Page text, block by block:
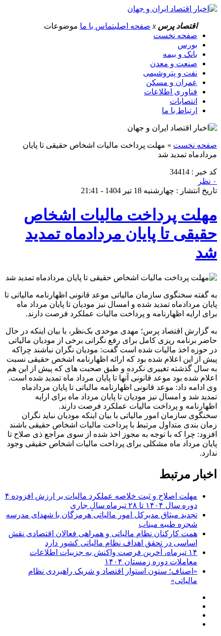
اقتصاد پرس x صفحه اصلیتماس با ما موضوعات
صفحه نخست
بورس
بانک و بیمه
صنعت و معدن
نفت و پتروشیمی
عمران و مسکن
فناوری اطلاعات
انتصابات
ارتباط با ما
صفحه نخست » مهلت پرداخت مالیات اشخاص حقیقی تا پایان
مردادماه تمدید شد
کد خبر : 34414
۰ نظر
تاریخ انتشار : چهارشنبه 18 تیر 1404 - 21:41
مهلت پرداخت مالیات اشخاص
حقیقی تا پایان مردادماه تمدید
شد
به گفته سخنگوی سازمان مالیاتی موعد قانونی اظهارنامه مالیاتی تا
پایان مردادماه تمدید شده و امسال نیز مودیان تا پایان مرداد ماه
برای ارایه اظهارنامه و پرداخت مالیات عملکرد فرصت دارند.
به گزارش اقتصاد پرس؛ مهدی موحدی بک‌نظر، با بیان اینکه در حال
حاضر برنامه ریزی کامل برای رفع نگرانی برخی از مودیان مالیاتی
در حوزه اخذ مالیات شده است گفت: مودیان نگران نباشند چراکه
پیش از این اعلام شده بود که ارائه اظهارنامه اشخص حقیقی نسبت
به سال گذشته تغییری نکرده و طبق صحبت های که پیش از این هم
اعلام شده بود موعد قانونی آنها تا پایان مرداد ماه تمدید شده است.
وی ادامه داد: موعد قانونی اظهارنامه مالیاتی تا پایان مردادماه
تمدید شد و امسال نیز مودیان تا پایان مرداد ماه برای ارایه
اظهارنامه و پرداخت مالیات عملکرد فرصت دارند.
سخنگوی سازمان امور مالیاتی با بیان اینکه مودیان نباید نگران
زمان بندی متداول مرتبط با پرداخت مالیات اشخاص حقیقی باشند
افزود: چرا که با توجه به مجوز اخذ شده از سوی مراجع ذی صلاح تا
پایان مرداد ماه مشکلی برای پرداخت مالیات اشخاص حقیقی وجود
ندارد.
اخبار مرتبط
مهلت اصلاح و ثبت خلاصه عملکرد مالیات بر ارزش افزوده ۴
دوره سال ۱۴۰۴ تا ۲۸ تیرماه سالِ جاری
تجدید میثاق مدیرکل امور مالیاتی هرمزگان با شهدای مدرسه
شجره طیبه میناب
همت کارکنان نظام مالیاتی و همراهی فعالان اقتصادی نقش
اساسی در تحقق اهداف نظام مالیاتی کشور دارد
۱۴ تیرماه، آخرین فرصت واکنش به جزییات اطلاعات
معاملات دوره زمستان ۱۴۰۴
«اصناف؛ ستون استوار اقتصاد و شریک راهبردی نظام
مالیاتی»